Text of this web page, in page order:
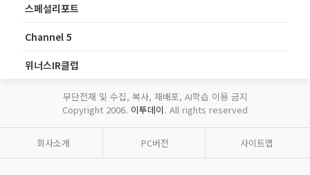
스페셜리포트
Channel 5
위너스IR클럽
무단전재 및 수집, 복사, 재배포, AI학습 이용 금지
Copyright 2006. 이투데이. All rights reserved
회사소개 PC버전 사이트맵